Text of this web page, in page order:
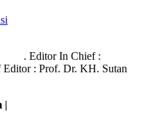
Editor In Chief :
: Prof. Dr. KH. Sutan
|